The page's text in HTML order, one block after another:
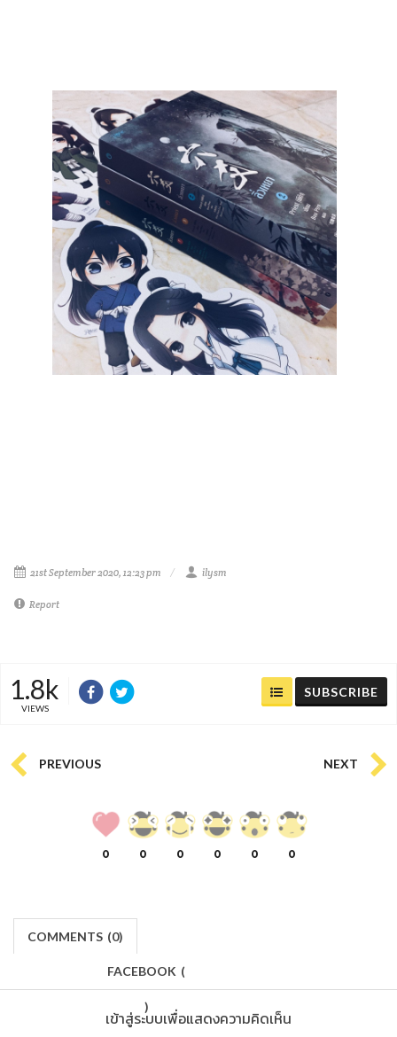
21st September 2020, 12:23 pm ilysm
Report
1.8k
VIEWS
SUBSCRIBE
PREVIOUS NEXT
0 0 0 0 0 0
COMMENTS (0)
FACEBOOK (
)
เข้าสู่ระบบเพื่อแสดงความคิดเห็น